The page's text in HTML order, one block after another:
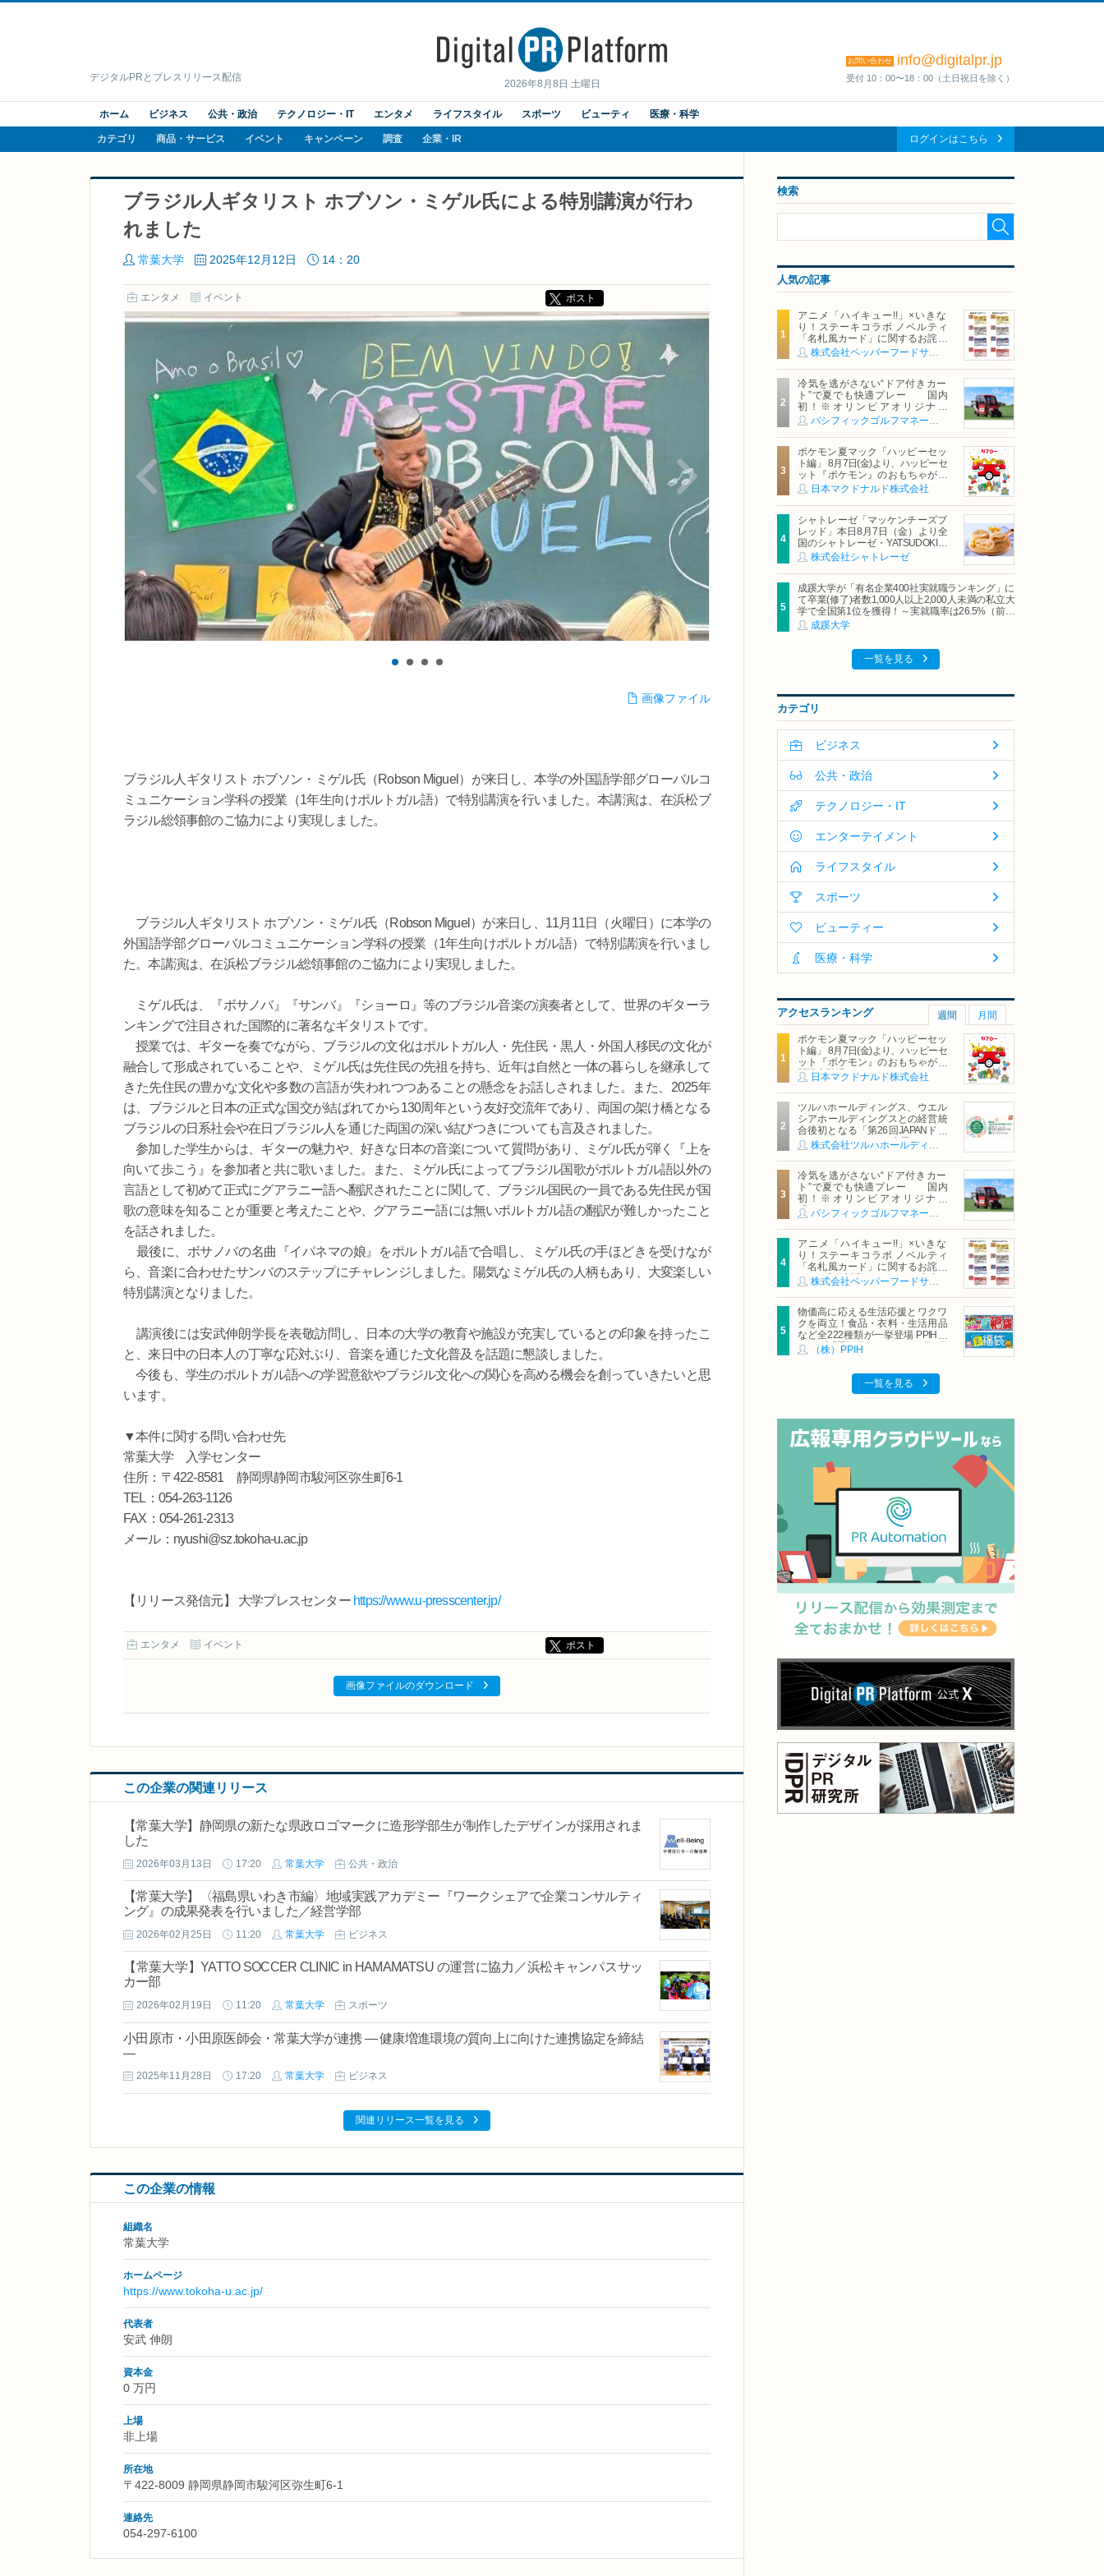
2026年8月8日 土曜日
デジタルPRとプレスリリース配信
お問い合わせ info@digitalpr.jp
受付 10：00〜18：00（土日祝日を除く）
ホーム ビジネス 公共・政治 テクノロジー・IT エンタメ ライフスタイル スポーツ ビューティ 医療・科学
カテゴリ 商品・サービス イベント キャンペーン 調査 企業・IR ログインはこちら
ブラジル人ギタリスト ホブソン・ミゲル氏による特別講演が行わ
れました
常葉大学 2025年12月12日 14：20
エンタメ イベント ポスト
画像ファイル
ブラジル人ギタリスト ホブソン・ミゲル氏（Robson Miguel）が来日し、本学の外国語学部グローバルコ
ミュニケーション学科の授業（1年生向けポルトガル語）で特別講演を行いました。本講演は、在浜松ブ
ラジル総領事館のご協力により実現しました。
ブラジル人ギタリスト ホブソン・ミゲル氏（Robson Miguel）が来日し、11月11日（火曜日）に本学の
外国語学部グローバルコミュニケーション学科の授業（1年生向けポルトガル語）で特別講演を行いまし
た。本講演は、在浜松ブラジル総領事館のご協力により実現しました。
ミゲル氏は、『ボサノバ』『サンバ』『ショーロ』等のブラジル音楽の演奏者として、世界のギターラ
ンキングで注目された国際的に著名なギタリストです。
授業では、ギターを奏でながら、ブラジルの文化はポルトガル人・先住民・黒人・外国人移民の文化が
融合して形成されていることや、ミゲル氏は先住民の先祖を持ち、近年は自然と一体の暮らしを継承して
きた先住民の豊かな文化や多数の言語が失われつつあることの懸念をお話しされました。また、2025年
は、ブラジルと日本の正式な国交が結ばれてから130周年という友好交流年であり、両国の架け橋となる
ブラジルの日系社会や在日ブラジル人を通じた両国の深い結びつきについても言及されました。
参加した学生からは、ギターの魅力や、好きな日本の音楽について質問があり、ミゲル氏が弾く『上を
向いて歩こう』を参加者と共に歌いました。また、ミゲル氏によってブラジル国歌がポルトガル語以外の
言語として初めて正式にグアラニー語へ翻訳されたことに関して、ブラジル国民の一員である先住民が国
歌の意味を知ることが重要と考えたことや、グアラニー語には無いポルトガル語の翻訳が難しかったこと
を話されました。
最後に、ボサノバの名曲『イパネマの娘』をポルトガル語で合唱し、ミゲル氏の手ほどきを受けなが
ら、音楽に合わせたサンバのステップにチャレンジしました。陽気なミゲル氏の人柄もあり、大変楽しい
特別講演となりました。
講演後には安武伸朗学長を表敬訪問し、日本の大学の教育や施設が充実しているとの印象を持ったこ
と、来日中の日本人の丁寧な応対ぶり、音楽を通じた文化普及を話題に懇談しました。
今後も、学生のポルトガル語への学習意欲やブラジル文化への関心を高める機会を創っていきたいと思
います。
▼本件に関する問い合わせ先
常葉大学 入学センター
住所：〒422-8581 静岡県静岡市駿河区弥生町6-1
TEL：054-263-1126
FAX：054-261-2313
メール：nyushi@sz.tokoha-u.ac.jp
【リリース発信元】 大学プレスセンター https://www.u-presscenter.jp/
エンタメ イベント ポスト
画像ファイルのダウンロード
この企業の関連リリース
【常葉大学】静岡県の新たな県政ロゴマークに造形学部生が制作したデザインが採用されま
した
2026年03月13日 17:20 常葉大学 公共・政治
【常葉大学】〈福島県いわき市編〉地域実践アカデミー『ワークシェアで企業コンサルティ
ング』の成果発表を行いました／経営学部
2026年02月25日 11:20 常葉大学 ビジネス
【常葉大学】YATTO SOCCER CLINIC in HAMAMATSU の運営に協力／浜松キャンパスサッ
カー部
2026年02月19日 11:20 常葉大学 スポーツ
小田原市・小田原医師会・常葉大学が連携 ― 健康増進環境の質向上に向けた連携協定を締結
―
2025年11月28日 17:20 常葉大学 ビジネス
関連リリース一覧を見る
この企業の情報
組織名
常葉大学
ホームページ
https://www.tokoha-u.ac.jp/
代表者
安武 伸朗
資本金
0 万円
上場
非上場
所在地
〒422-8009 静岡県静岡市駿河区弥生町6-1
連絡先
054-297-6100
検索
人気の記事
アニメ「ハイキュー!!」×いきな
り！ステーキコラボ ノベルティ
「名札風カード」に関するお詫び
および交換対応についてのご案内
冷気を逃がさない“ドア付きカー
ト”で夏でも快適プレー 国内
初！※オリンピアオリジナル
「AirCon Cart（エアコンカー
ト）」導入 | ＰＧＭ
ポケモン夏マック「ハッピーセッ
ト編」 8月7日(金)より、ハッピーセ
ット『ポケモン』のおもちゃが期
間限定登場
日本マクドナルド株式会社
シャトレーゼ「マッケンチーズブ
レッド」本日8月7日（金）より全
国のシャトレーゼ・YATSUDOKIで
発売株式会社シャトレーゼ
成蹊大学が「有名企業400社実就職ランキング」に
て卒業(修了)者数1,000人以上2,000人未満の私立大
学で全国第1位を獲得！～実就職率は26.5%（前年
比＋4.3pt）に伸長、東京の私立大学でも10位にラ
ンクイン～
成蹊大学
一覧を見る
カテゴリ
ビジネス
公共・政治
テクノロジー・IT
エンターテイメント
ライフスタイル
スポーツ
ビューティー
医療・科学
アクセスランキング 週間 月間
ポケモン夏マック「ハッピーセッ
ト編」 8月7日(金)より、ハッピーセ
ット『ポケモン』のおもちゃが期
間限定登場
日本マクドナルド株式会社
ツルハホールディングス、ウエル
シアホールディングスとの経営統
合後初となる「第26回JAPANドラ
ッグストアショー」に出展
冷気を逃がさない“ドア付きカー
ト”で夏でも快適プレー 国内
初！※オリンピアオリジナル
「AirCon Cart（エアコンカー
ト）」導入 | ＰＧＭ
アニメ「ハイキュー!!」×いきな
り！ステーキコラボ ノベルティ
「名札風カード」に関するお詫び
および交換対応についてのご案内
物価高に応える生活応援とワクワ
クを両立！食品・衣料・生活用品
など全222種類が一挙登場 PPIHグ
ループ「夏福袋」＆セール 8月6日
(木)より順次スタート
（株）PPIH
一覧を見る